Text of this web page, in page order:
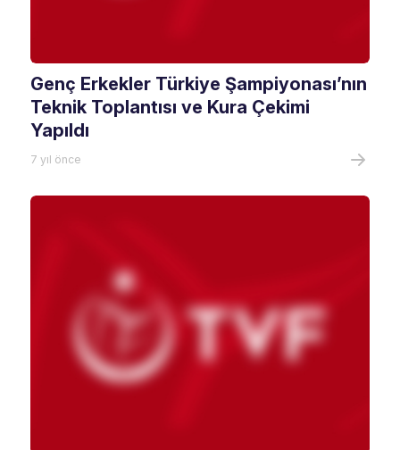
Genç Erkekler Türkiye Şampiyonası’nın
Teknik Toplantısı ve Kura Çekimi
Yapıldı
7 yıl önce